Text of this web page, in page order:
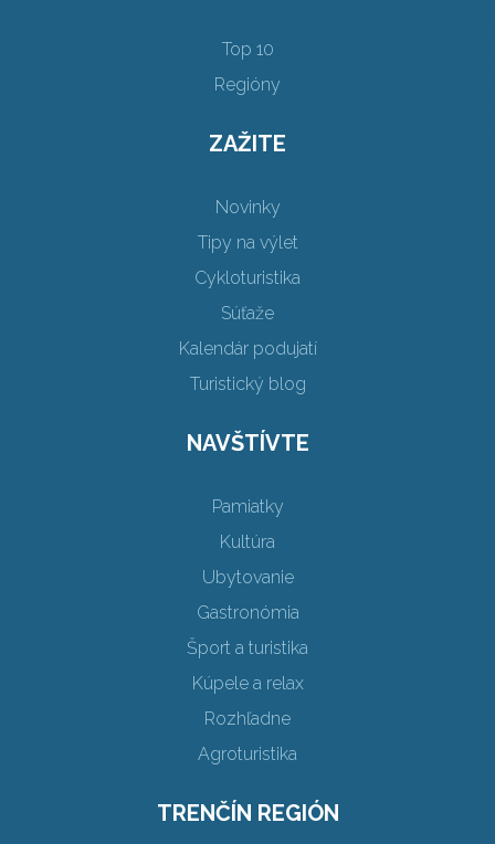
Top 10
Regióny
ZAŽITE
Novinky
Tipy na výlet
Cykloturistika
Súťaže
Kalendár podujatí
Turistický blog
NAVŠTÍVTE
Pamiatky
Kultúra
Ubytovanie
Gastronómia
Šport a turistika
Kúpele a relax
Rozhľadne
Agroturistika
TRENČÍN REGIÓN